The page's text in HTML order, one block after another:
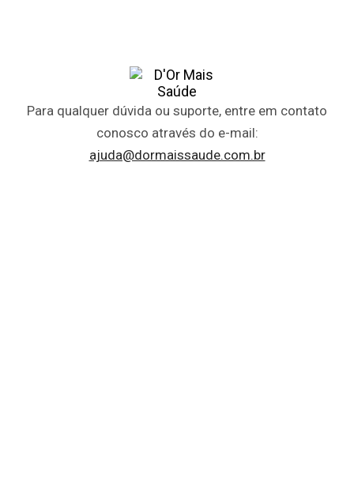
Para qualquer dúvida ou suporte, entre em contato
conosco através do e-mail:
ajuda@dormaissaude.com.br